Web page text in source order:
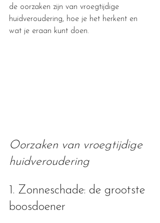
de oorzaken zijn van vroegtijdige
huidveroudering, hoe je het herkent en
wat je eraan kunt doen.
Oorzaken van vroegtijdige
huidveroudering
1. Zonneschade: de grootste
boosdoener